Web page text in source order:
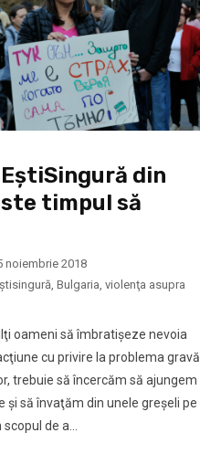
din
timpul să
noiembrie 2018
,Bulgaria ,violenţa asupra
oameni să îmbratişeze nevoia
cu privire la problema gravă
trebuie să încercăm să ajungem
şi să învaţăm din unele greşeli pe
de a...